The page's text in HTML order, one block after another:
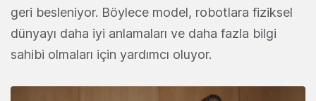
geri besleniyor. Böylece model, robotlara fiziksel
dünyayı daha iyi anlamaları ve daha fazla bilgi
sahibi olmaları için yardımcı oluyor.